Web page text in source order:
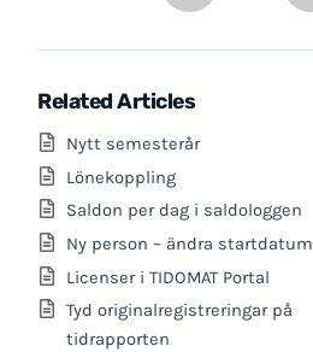
Related Articles
Nytt semesterår
Lönekoppling
Saldon per dag i saldologgen
Ny person – ändra startdatum
Licenser i TIDOMAT Portal
Tyd originalregistreringar på
tidrapporten